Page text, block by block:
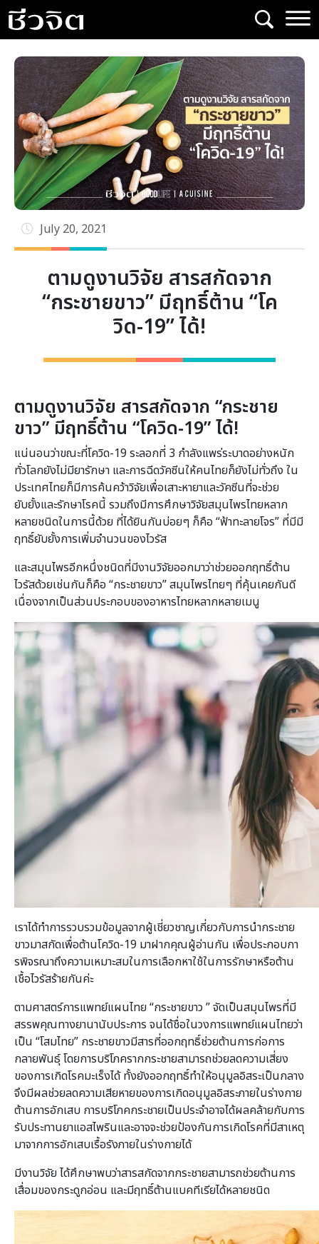
Skip
to
content
July 20, 2021
ตามดูงานวิจัย สารสกัดจาก
“กระชายขาว” มีฤทธิ์ต้าน “โค
วิด-19” ได้!
ตามดูงานวิจัย สารสกัดจาก “กระชาย
ขาว” มีฤทธิ์ต้าน “โควิด-19”ได้!
แน่นอนว่าขณะที่โควิด-19 ระลอกที่ 3 กำลังแพร่ระบาดอย่างหนัก
ทั่วโลกยังไม่มียารักษา และการฉีดวัคซีนให้คนไทยก็ยังไม่ทั่วถึง ใน
ประเทศไทยก็มีการค้นคว้าวิจัยเพื่อเสาะหายาและวัคซีนที่จะช่วย
ยับยั้งและรักษาโรคนี้ รวมถึงมีการศึกษาวิจัยสมุนไพรไทยหลาก
หลายชนิดในการนี้ด้วย ที่ได้ยินกันบ่อยๆ ก็คือ “ฟ้าทะลายโจร” ที่มีมี
ฤทธิ์ยับยั้งการเพิ่มจำนวนของไวรัส
และสมุนไพรอีกหนึ่งชนิดที่มีงานวิจัยออกมาว่าช่วยออกฤทธิ์ต้าน
ไวรัสด้วยเช่นกันก็คือ “กระชายขาว” สมุนไพรไทยๆ ที่คุ้นเคยกันดี
เนื่องจากเป็นส่วนประกอบของอาหารไทยหลากหลายเมนู
เราได้ทำการรวบรวมข้อมูลจากผู้เชี่ยวชาญเกี่ยวกับการนำกระชาย
ขาวมาสกัดเพื่อต้านโควิด-19 มาฝากคุณผู้อ่านกัน เพื่อประกอบกา
รพิจรณาถึงความเหมาะสมในการเลือกหาใช้ในการรักษาหรือต้าน
เชื้อไวรัสร้ายกันค่ะ
ตามศาสตร์การแพทย์แผนไทย “กระชายขาว ” จัดเป็นสมุนไพรที่มี
สรรพคุณทางยานานับประการ จนได้ชื่อในวงการแพทย์แผนไทยว่า
เป็น “โสมไทย” กระชายขาวมีสารที่ออกฤทธิ์ช่วยต้านการก่อการ
กลายพันธุ์ โดยการบริโภครากกระชายสามารถช่วยลดความเสี่ยง
ของการเกิดโรคมะเร็งได้ ทั้งยังออกฤทธิ์ทำให้อนุมูลอิสระเป็นกลาง
จึงมีผลช่วยลดความเสียหายของการเกิดอนุมูลอิสระภายในร่างกาย
ต้านการอักเสบ การบริโภคกระชายเป็นประจำอาจได้ผลคล้ายกับการ
รับประทานยาแอสไพรินและอาจจะช่วยป้องกันการเกิดโรคที่มีสาเหตุ
มาจากการอักเสบเรื้อรังภายในร่างกายได้
มีงานวิจัย ได้ศึกษาพบว่าสารสกัดจากกระชายสามารถช่วยต้านการ
เสื่อมของกระดูกอ่อน และมีฤทธิ์ต้านแบคทีเรียได้หลายชนิด